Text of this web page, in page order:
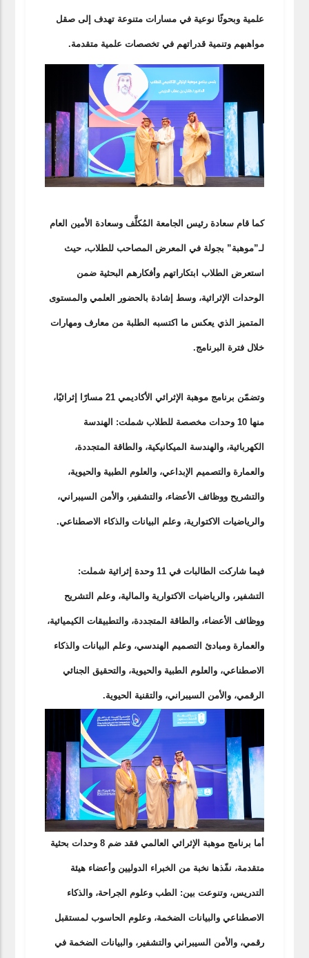
علمية وبحوثًا نوعية في مسارات متنوعة تهدف إلى صقل
مواهبهم وتنمية قدراتهم في تخصصات علمية متقدمة.
كما قام سعادة رئيس الجامعة المُكلَّف وسعادة الأمين العام
لـ”موهبة” بجولة في المعرض المصاحب للطلاب، حيث
استعرض الطلاب ابتكاراتهم وأفكارهم البحثية ضمن
الوحدات الإثرائية، وسط إشادة بالحضور العلمي والمستوى
المتميز الذي يعكس ما اكتسبه الطلبة من معارف ومهارات
خلال فترة البرنامج.
وتضمّن برنامج موهبة الإثرائي الأكاديمي 21 مسارًا إثرائيًا،
منها 10 وحدات مخصصة للطلاب شملت: الهندسة
الكهربائية، والهندسة الميكانيكية، والطاقة المتجددة،
والعمارة والتصميم الإبداعي، والعلوم الطبية والحيوية،
والتشريح ووظائف الأعضاء، والتشفير، والأمن السيبراني،
والرياضيات الاكتوارية، وعلم البيانات والذكاء الاصطناعي.
فيما شاركت الطالبات في 11 وحدة إثرائية شملت:
التشفير، والرياضيات الاكتوارية والمالية، وعلم التشريح
ووظائف الأعضاء، والطاقة المتجددة، والتطبيقات الكيميائية،
والعمارة ومبادئ التصميم الهندسي، وعلم البيانات والذكاء
الاصطناعي، والعلوم الطبية والحيوية، والتحقيق الجنائي
الرقمي، والأمن السيبراني، والتقنية الحيوية.
أما برنامج موهبة الإثرائي العالمي فقد ضم 8 وحدات بحثية
متقدمة، نفّذها نخبة من الخبراء الدوليين وأعضاء هيئة
التدريس، وتنوعت بين: الطب وعلوم الجراحة، والذكاء
الاصطناعي والبيانات الضخمة، وعلوم الحاسوب لمستقبل
رقمي، والأمن السيبراني والتشفير، والبيانات الضخمة في